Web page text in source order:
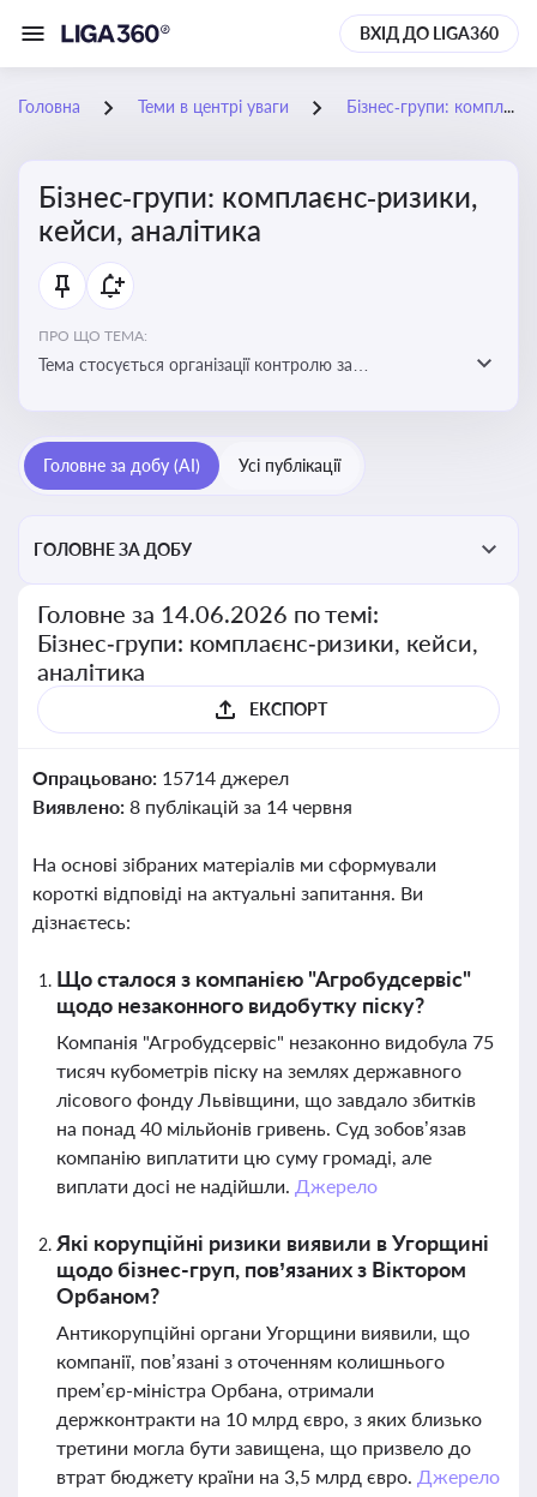
ВХІД ДО LIGA360
Головна Теми в центрі уваги Бізнес‑групи: комплаєнс‑ризики, кейси, аналітика
Бізнес‑групи: комплаєнс‑ризики,
кейси, аналітика
ПРО ЩО ТЕМА:
Тема стосується організації контролю за
Головне за добу (AI) Усі публікації
ГОЛОВНЕ ЗА ДОБУ
Головне за 14.06.2026 по темі:
Бізнес‑групи: комплаєнс‑ризики, кейси,
аналітика
ЕКСПОРТ
Опрацьовано: 15714 джерел
Виявлено: 8 публікацій за 14 червня
На основі зібраних матеріалів ми сформували
короткі відповіді на актуальні запитання. Ви
дізнаєтесь:
Що сталося з компанією "Агробудсервіс"
щодо незаконного видобутку піску?
Компанія "Агробудсервіс" незаконно видобула 75
тисяч кубометрів піску на землях державного
лісового фонду Львівщини, що завдало збитків
на понад 40 мільйонів гривень. Суд зобов’язав
компанію виплатити цю суму громаді, але
виплати досі не надійшли. Джерело
Які корупційні ризики виявили в Угорщині
щодо бізнес-груп, пов’язаних з Віктором
Орбаном?
Антикорупційні органи Угорщини виявили, що
компанії, пов’язані з оточенням колишнього
прем’єр-міністра Орбана, отримали
держконтракти на 10 млрд євро, з яких близько
третини могла бути завищена, що призвело до
втрат бюджету країни на 3,5 млрд євро. Джерело